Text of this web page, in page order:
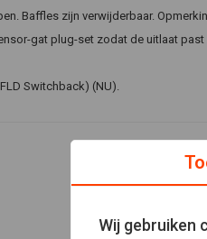
Baffles zijn verwijderbaar.
gat plug-set zodat de uitlaat
Switchback) (NU).
Wij gebruiken